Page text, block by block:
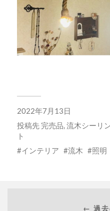
2022年7月13日
投稿先 完売品,流木シーリ
ト
インテリア
流木 照明
← 過去